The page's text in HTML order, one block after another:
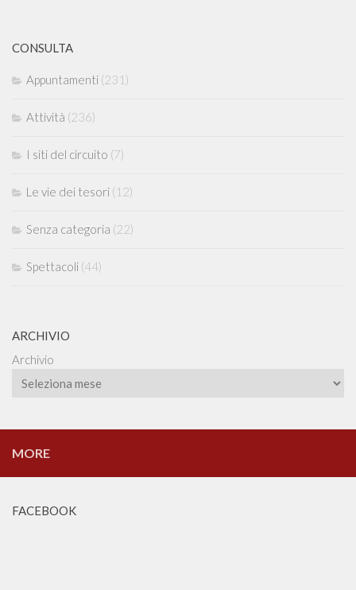
CONSULTA
Appuntamenti (231)
Attività (236)
I siti del circuito (7)
Le vie dei tesori (12)
Senza categoria (22)
Spettacoli (44)
ARCHIVIO
Archivio
MORE
FACEBOOK